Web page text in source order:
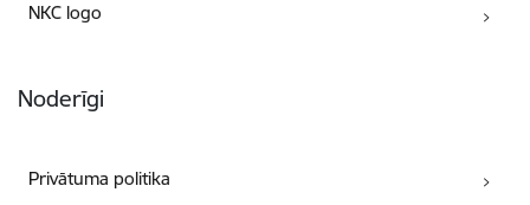
NKC logo
Noderīgi
Privātuma politika